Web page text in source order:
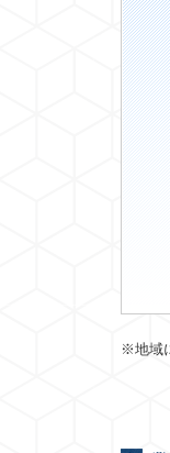
※地域